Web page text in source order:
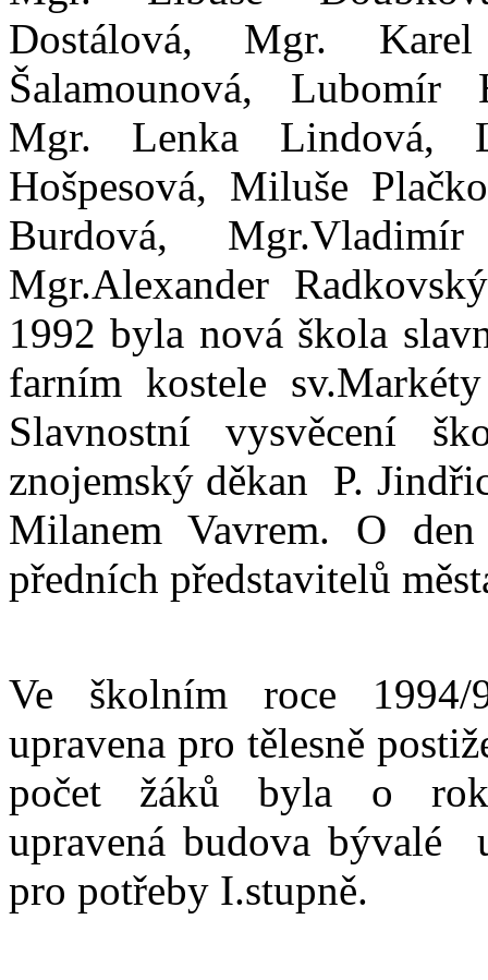
Dostálová, Mgr.
Šalamounová,
Mgr. Lenka Lindová,
Hošpesová, Miluše
Burdová,
Mgr.Alexander
1992 byla nová škola
farním kostele
Slavnostní vysvěcení
znojemský děkan P.
Milanem Vavrem. O
předních představitelů
Ve školním roce 1994/
upravena pro tělesně
počet žáků byla o rok
upravená budova
pro potřeby I.stupně.